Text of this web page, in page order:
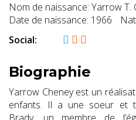
Nom de naissance: Yarrow T.
Date de naissance: 1966
Social:
Biographie
Yarrow Cheney est un
enfants. Il a une soeur et